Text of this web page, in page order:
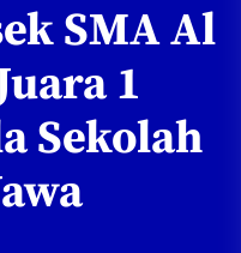
SMA Al
1
Sekolah